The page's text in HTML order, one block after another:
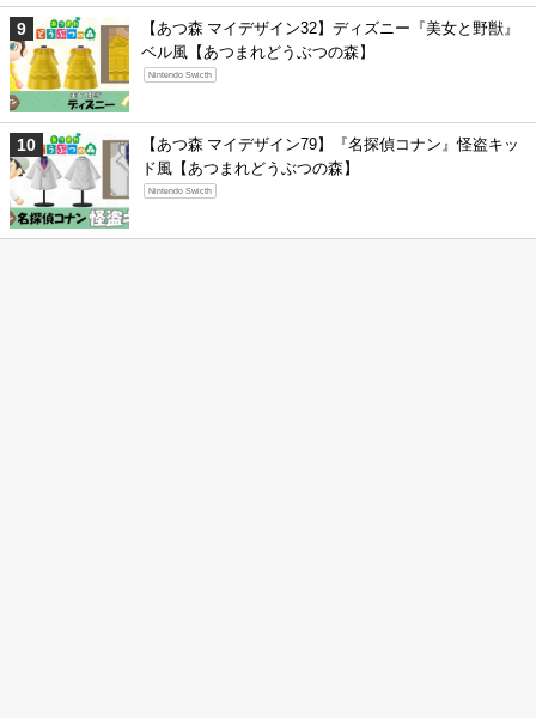
【あつ森 マイデザイン32】ディズニー『美女と野獣』
ベル風【あつまれどうぶつの森】
Nintendo Swicth
【あつ森 マイデザイン79】『名探偵コナン』怪盗キッ
ド風【あつまれどうぶつの森】
Nintendo Swicth